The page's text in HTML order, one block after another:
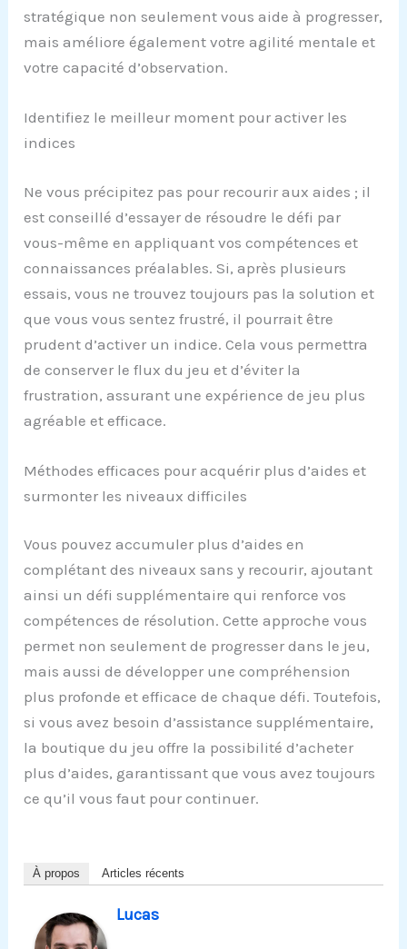
stratégique non seulement vous aide à progresser,
mais améliore également votre agilité mentale et
votre capacité d’observation.
Identifiez le meilleur moment pour activer les
indices
Ne vous précipitez pas pour recourir aux aides ; il
est conseillé d’essayer de résoudre le défi par
vous-même en appliquant vos compétences et
connaissances préalables. Si, après plusieurs
essais, vous ne trouvez toujours pas la solution et
que vous vous sentez frustré, il pourrait être
prudent d’activer un indice. Cela vous permettra
de conserver le flux du jeu et d’éviter la
frustration, assurant une expérience de jeu plus
agréable et efficace.
Méthodes efficaces pour acquérir plus d’aides et
surmonter les niveaux difficiles
Vous pouvez accumuler plus d’aides en
complétant des niveaux sans y recourir, ajoutant
ainsi un défi supplémentaire qui renforce vos
compétences de résolution. Cette approche vous
permet non seulement de progresser dans le jeu,
mais aussi de développer une compréhension
plus profonde et efficace de chaque défi. Toutefois,
si vous avez besoin d’assistance supplémentaire,
la boutique du jeu offre la possibilité d’acheter
plus d’aides, garantissant que vous avez toujours
ce qu’il vous faut pour continuer.
À propos Articles récents
Lucas